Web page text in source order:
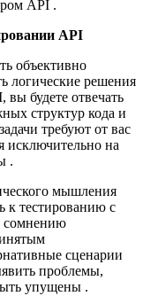
API .
API
объективно
логические решения
вы будете отвечать
структур кода и
требуют от вас
исключительно на
.
мышления
к тестированию с
сомнению
сценарии
проблемы,
упущены .